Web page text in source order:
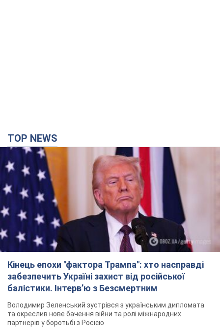
TOP NEWS
Кінець епохи "фактора Трампа": хто насправді
забезпечить Україні захист від російської
балістики. Інтерв’ю з Безсмертним
Володимир Зеленський зустрівся з українським дипломата
та окреслив нове бачення війни та ролі міжнародних
партнерів у боротьбі з Росією